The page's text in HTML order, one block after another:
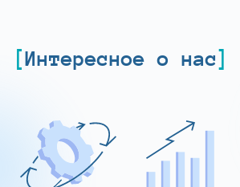
Интересное о нас